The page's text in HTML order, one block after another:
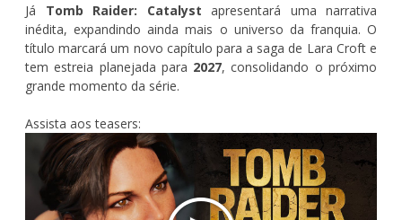
Já Tomb Raider: Catalyst apresentará uma narrativa
inédita, expandindo ainda mais o universo da franquia. O
título marcará um novo capítulo para a saga de Lara Croft e
tem estreia planejada para 2027, consolidando o próximo
grande momento da série.
Assista aos teasers: